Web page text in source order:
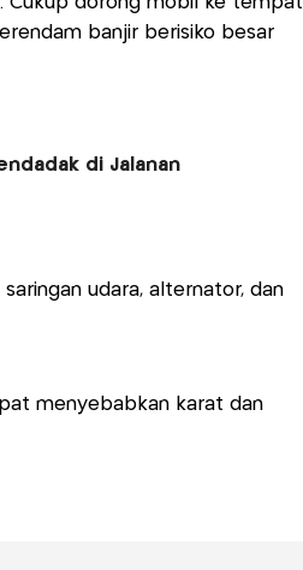
banjir berisiko besar
di Jalanan
udara, alternator, dan
menyebabkan karat dan